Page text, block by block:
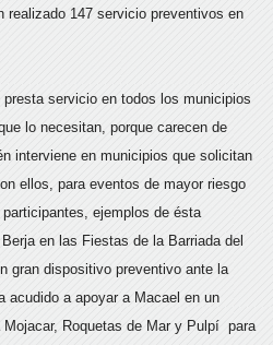
realizado 147 servicio preventivos en
servicio en todos los municipios
lo necesitan, porque carecen de
interviene en municipios que solicitan
ellos, para eventos de mayor riesgo
ejemplos de ésta
en las Fiestas de la Barriada del
gran dispositivo preventivo ante la
acudido a apoyar a Macael en un
Roquetas de Mar y Pulpí para